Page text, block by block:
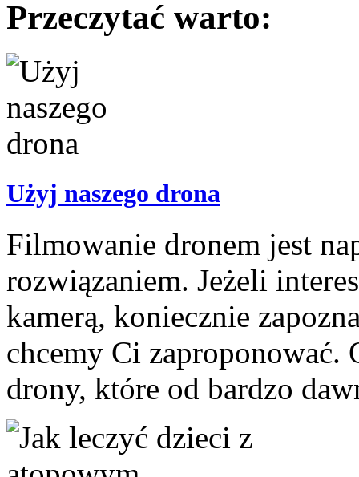
Przeczytać warto:
Użyj naszego drona
Filmowanie dronem jest
rozwiązaniem. Jeżeli
kamerą, koniecznie
chcemy Ci
drony, które od bardzo